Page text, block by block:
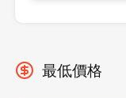
最低價格